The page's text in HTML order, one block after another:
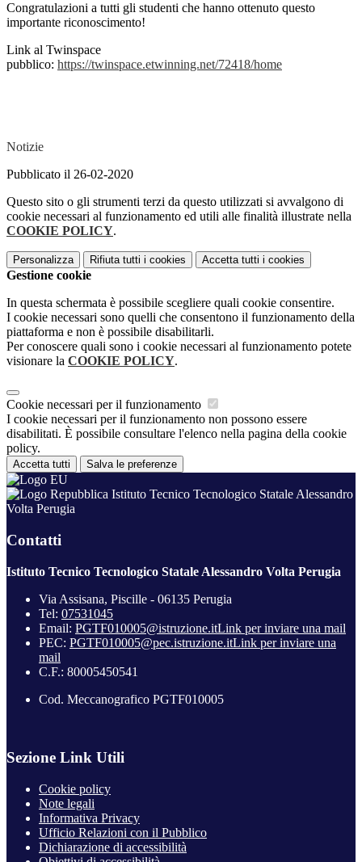
Congratulazioni a tutti gli studenti che hanno ottenuto questo
importante riconoscimento!
Link al Twinspace
pubblico: https://twinspace.etwinning.net/72418/home
Notizie
Pubblicato il 26-02-2020
Questo sito o gli strumenti terzi da questo utilizzati si avvalgono di
cookie necessari al funzionamento ed utili alle finalità illustrate nella
COOKIE POLICY.
Personalizza Rifiuta tutti i cookies Accetta tutti i cookies
Gestione cookie
In questa schermata è possibile scegliere quali cookie consentire.
I cookie necessari sono quelli che consentono il funzionamento della
piattaforma e non è possibile disabilitarli.
Per conoscere quali sono i cookie necessari al funzionamento potete
visionare la COOKIE POLICY.
Cookie necessari per il funzionamento
I cookie necessari per il funzionamento non possono essere
disabilitati. È possibile consultare l'elenco nella pagina della cookie
policy.
Accetta tutti Salva le preferenze
Istituto Tecnico Tecnologico Statale Alessandro
Volta Perugia
Contatti
Istituto Tecnico Tecnologico Statale Alessandro Volta Perugia
Via Assisana, Piscille - 06135 Perugia
Tel: 07531045
Email: PGTF010005@istruzione.itLink per inviare una mail
PEC: PGTF010005@pec.istruzione.itLink per inviare una
mail
C.F.: 80005450541
Cod. Meccanografico PGTF010005
Sezione Link Utili
Cookie policy
Note legali
Informativa Privacy
Ufficio Relazioni con il Pubblico
Dichiarazione di accessibilità